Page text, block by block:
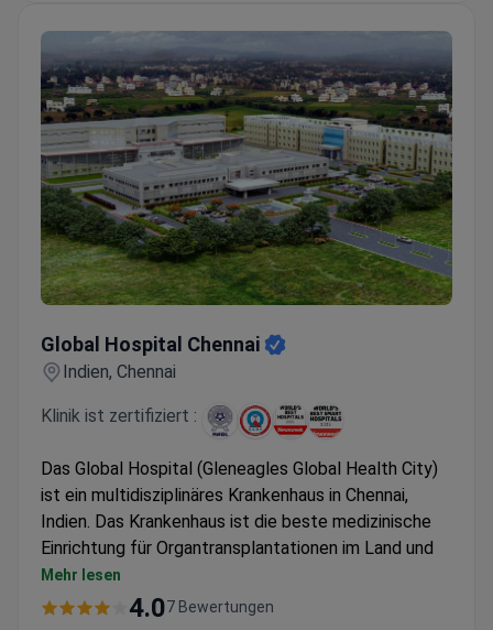
Global Hospital Chennai
Indien, Chennai
Klinik ist zertifiziert :
Das Global Hospital (Gleneagles Global Health City)
ist ein multidisziplinäres Krankenhaus in Chennai,
Indien. Das Krankenhaus ist die beste medizinische
Einrichtung für Organtransplantationen im Land und
weltweit führend bei der Anzahl erfolgreicher
Lebertransplantationen (über 1.000). Ärzte sind die
Mehr lesen
4.07 Bewertungen